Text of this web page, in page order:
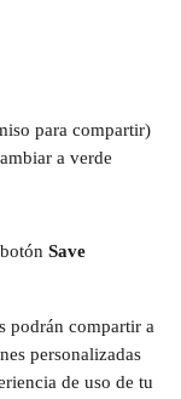
para compartir)
a verde
Save
podrán compartir a
personalizadas
de uso de tu